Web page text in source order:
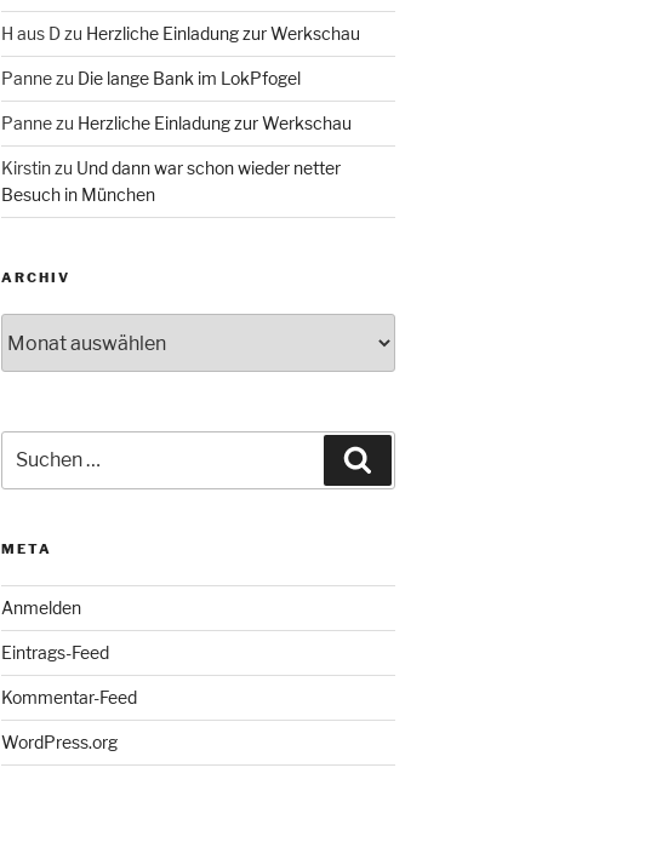
H aus Dzu Herzliche Einladung zur Werkschau
Pannezu Die lange Bank im LokPfogel
Pannezu Herzliche Einladung zur Werkschau
Kirstinzu Und dann war schon wieder netter
Besuch in München
ARCHIV
nach:
META
Anmelden
Eintrags-Feed
Kommentar-Feed
WordPress.org